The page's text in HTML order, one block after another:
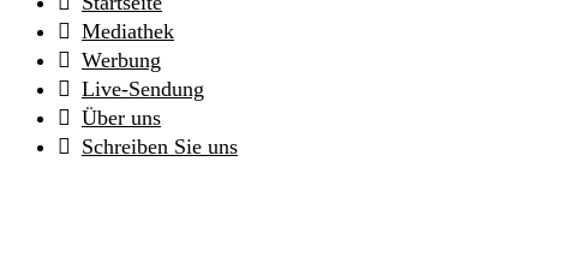
Mediathek
Werbung
Live-Sendung
Über uns
Schreiben Sie uns